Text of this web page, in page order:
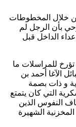
خلال المخطوطات
بأن الرجل لم
الداخل قبل
للمراسلات ما
الآغا أحمد بن
و ذات بصمة
التي كان يتمتع
النفوس الذين
الشهيرة